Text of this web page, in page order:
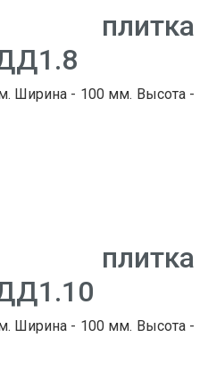
плитка
Ширина - 100 мм. Высота -
плитка
Ширина - 100 мм. Высота -